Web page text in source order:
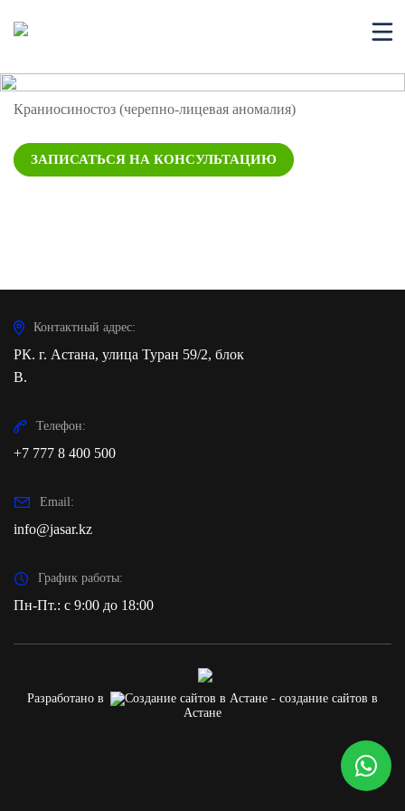
Краниосиностоз (черепно-лицевая аномалия)
ЗАПИСАТЬСЯ НА КОНСУЛЬТАЦИЮ
Контактный адрес:
РК. г. Астана, улица Туран 59/2, блок
В.
Телефон:
+7 777 8 400 500
Email:
info@jasar.kz
График работы:
Пн-Пт.: с 9:00 до 18:00
Разработано в
- создание сайтов в
Астане